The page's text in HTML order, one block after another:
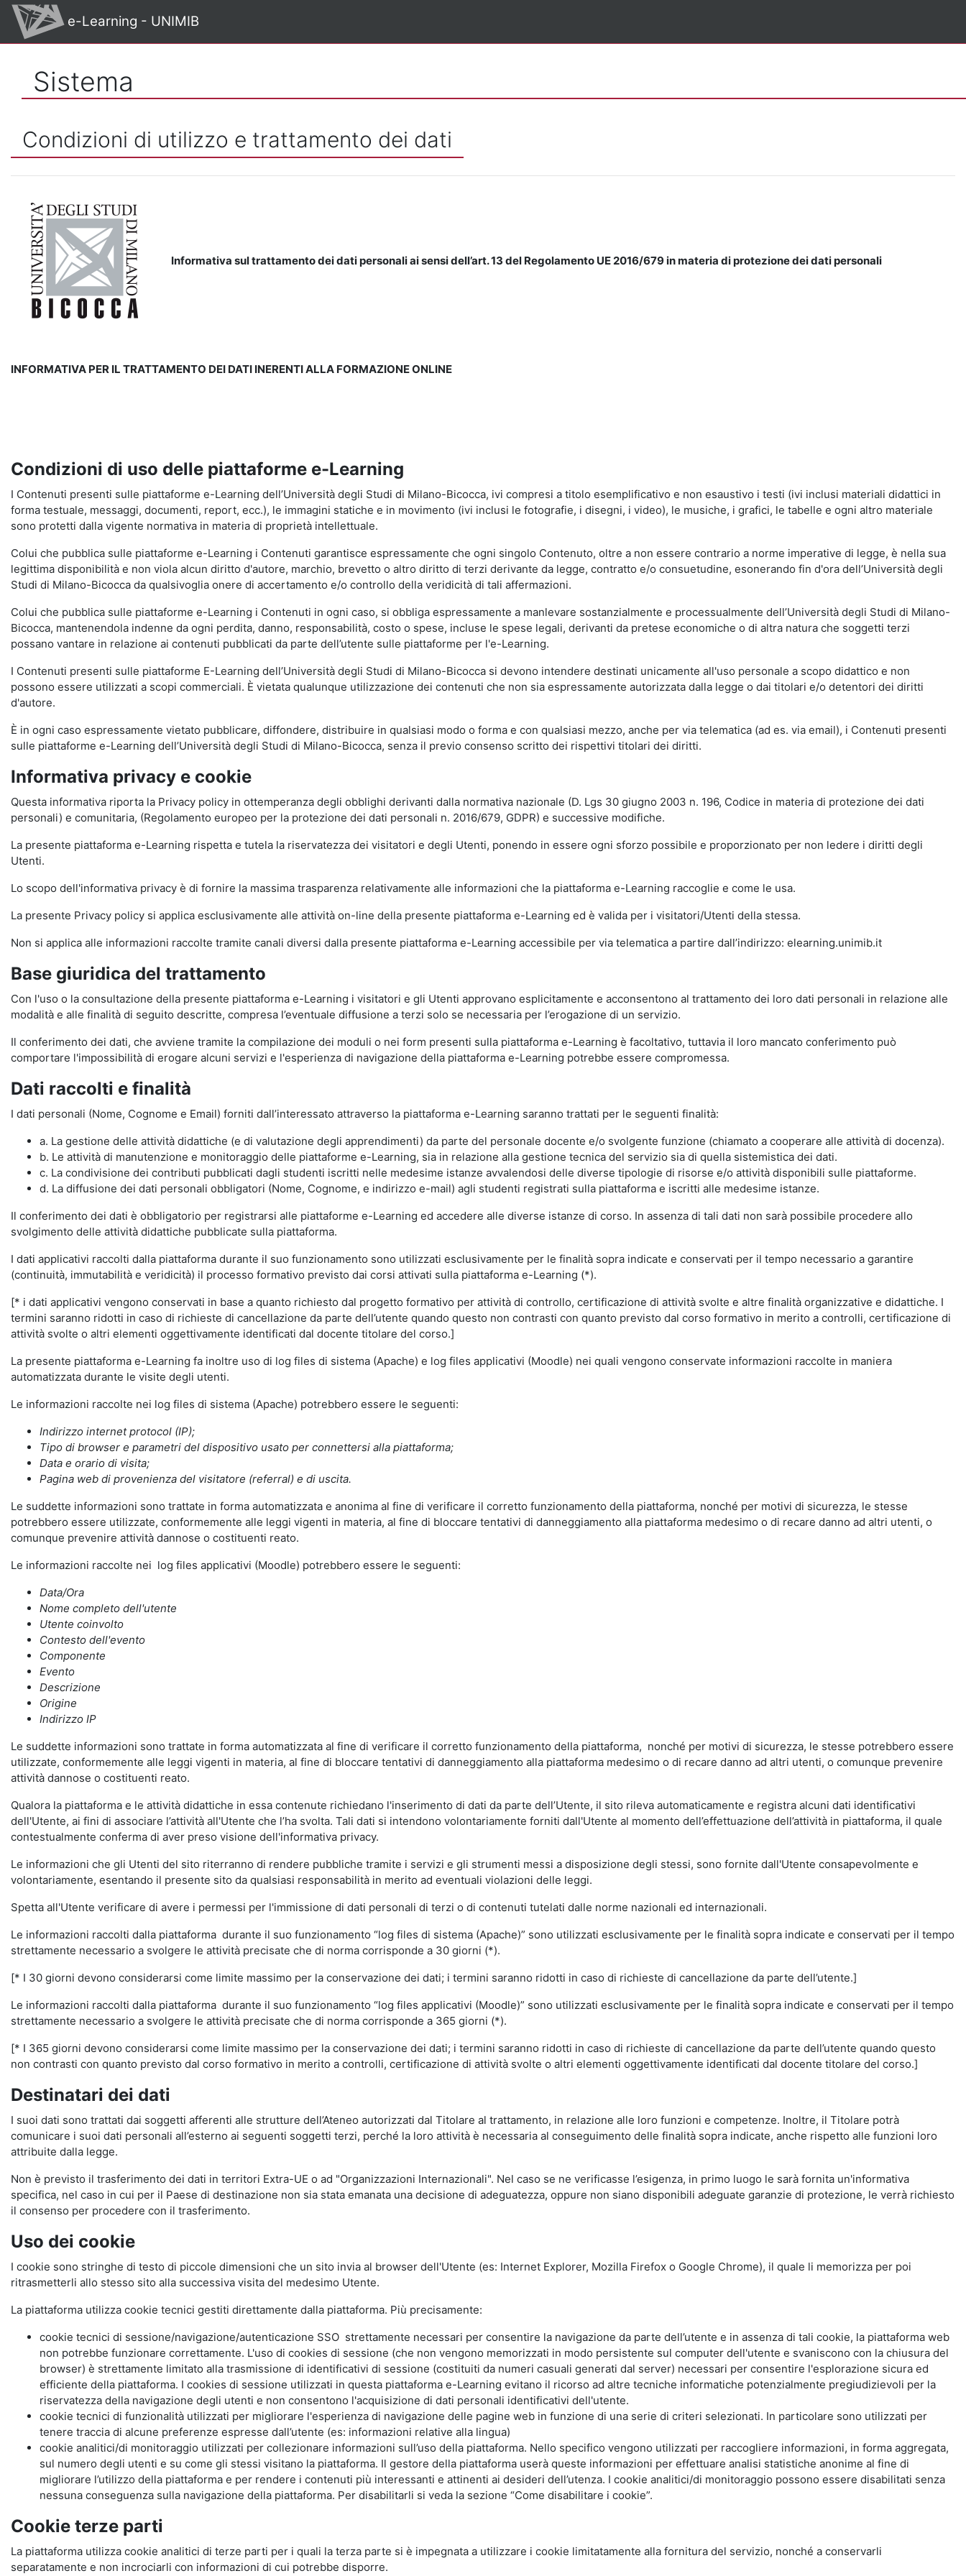
Vai al contenuto principale
e-Learning - UNIMIB
Sistema
Condizioni di utilizzo e trattamento dei dati
Informativa sul trattamento dei dati personali ai sensi dell’art. 13 del Regolamento UE 2016/679 in materia di protezione dei dati personali
INFORMATIVA PER IL TRATTAMENTO DEI DATI INERENTI ALLA FORMAZIONE ONLINE
Condizioni di uso delle piattaforme e-Learning
I Contenuti presenti sulle piattaforme e-Learning dell’Università degli Studi di Milano-Bicocca, ivi compresi a titolo esemplificativo e non esaustivo i testi (ivi inclusi materiali didattici in
forma testuale, messaggi, documenti, report, ecc.), le immagini statiche e in movimento (ivi inclusi le fotografie, i disegni, i video), le musiche, i grafici, le tabelle e ogni altro materiale
sono protetti dalla vigente normativa in materia di proprietà intellettuale.
Colui che pubblica sulle piattaforme e-Learning i Contenuti garantisce espressamente che ogni singolo Contenuto, oltre a non essere contrario a norme imperative di legge, è nella sua
legittima disponibilità e non viola alcun diritto d'autore, marchio, brevetto o altro diritto di terzi derivante da legge, contratto e/o consuetudine, esonerando fin d'ora dell’Università degli
Studi di Milano-Bicocca da qualsivoglia onere di accertamento e/o controllo della veridicità di tali affermazioni.
Colui che pubblica sulle piattaforme e-Learning i Contenuti in ogni caso, si obbliga espressamente a manlevare sostanzialmente e processualmente dell’Università degli Studi di Milano-
Bicocca, mantenendola indenne da ogni perdita, danno, responsabilità, costo o spese, incluse le spese legali, derivanti da pretese economiche o di altra natura che soggetti terzi
possano vantare in relazione ai contenuti pubblicati da parte dell’utente sulle piattaforme per l'e-Learning.
I Contenuti presenti sulle piattaforme E-Learning dell’Università degli Studi di Milano-Bicocca si devono intendere destinati unicamente all'uso personale a scopo didattico e non
possono essere utilizzati a scopi commerciali. È vietata qualunque utilizzazione dei contenuti che non sia espressamente autorizzata dalla legge o dai titolari e/o detentori dei diritti
d'autore.
È in ogni caso espressamente vietato pubblicare, diffondere, distribuire in qualsiasi modo o forma e con qualsiasi mezzo, anche per via telematica (ad es. via email), i Contenuti presenti
sulle piattaforme e-Learning dell’Università degli Studi di Milano-Bicocca, senza il previo consenso scritto dei rispettivi titolari dei diritti.
Informativa privacy e cookie
Questa informativa riporta la Privacy policy in ottemperanza degli obblighi derivanti dalla normativa nazionale (D. Lgs 30 giugno 2003 n. 196, Codice in materia di protezione dei dati
personali) e comunitaria, (Regolamento europeo per la protezione dei dati personali n. 2016/679, GDPR) e successive modifiche.
La presente piattaforma e-Learning rispetta e tutela la riservatezza dei visitatori e degli Utenti, ponendo in essere ogni sforzo possibile e proporzionato per non ledere i diritti degli
Utenti.
Lo scopo dell'informativa privacy è di fornire la massima trasparenza relativamente alle informazioni che la piattaforma e-Learning raccoglie e come le usa.
La presente Privacy policy si applica esclusivamente alle attività on-line della presente piattaforma e-Learning ed è valida per i visitatori/Utenti della stessa.
Non si applica alle informazioni raccolte tramite canali diversi dalla presente piattaforma e-Learning accessibile per via telematica a partire dall’indirizzo: elearning.unimib.it
Base giuridica del trattamento
Con l'uso o la consultazione della presente piattaforma e-Learning i visitatori e gli Utenti approvano esplicitamente e acconsentono al trattamento dei loro dati personali in relazione alle
modalità e alle finalità di seguito descritte, compresa l’eventuale diffusione a terzi solo se necessaria per l’erogazione di un servizio.
Il conferimento dei dati, che avviene tramite la compilazione dei moduli o nei form presenti sulla piattaforma e-Learning è facoltativo, tuttavia il loro mancato conferimento può
comportare l'impossibilità di erogare alcuni servizi e l'esperienza di navigazione della piattaforma e-Learning potrebbe essere compromessa.
Dati raccolti e finalità
I dati personali (Nome, Cognome e Email) forniti dall’interessato attraverso la piattaforma e-Learning saranno trattati per le seguenti finalità:
a. La gestione delle attività didattiche (e di valutazione degli apprendimenti) da parte del personale docente e/o svolgente funzione (chiamato a cooperare alle attività di docenza).
b. Le attività di manutenzione e monitoraggio delle piattaforme e-Learning, sia in relazione alla gestione tecnica del servizio sia di quella sistemistica dei dati.
c. La condivisione dei contributi pubblicati dagli studenti iscritti nelle medesime istanze avvalendosi delle diverse tipologie di risorse e/o attività disponibili sulle piattaforme.
d. La diffusione dei dati personali obbligatori (Nome, Cognome, e indirizzo e-mail) agli studenti registrati sulla piattaforma e iscritti alle medesime istanze.
Il conferimento dei dati è obbligatorio per registrarsi alle piattaforme e-Learning ed accedere alle diverse istanze di corso. In assenza di tali dati non sarà possibile procedere allo
svolgimento delle attività didattiche pubblicate sulla piattaforma.
I dati applicativi raccolti dalla piattaforma durante il suo funzionamento sono utilizzati esclusivamente per le finalità sopra indicate e conservati per il tempo necessario a garantire
(continuità, immutabilità e veridicità) il processo formativo previsto dai corsi attivati sulla piattaforma e-Learning (*).
[* i dati applicativi vengono conservati in base a quanto richiesto dal progetto formativo per attività di controllo, certificazione di attività svolte e altre finalità organizzative e didattiche. I
termini saranno ridotti in caso di richieste di cancellazione da parte dell’utente quando questo non contrasti con quanto previsto dal corso formativo in merito a controlli, certificazione di
attività svolte o altri elementi oggettivamente identificati dal docente titolare del corso.]
La presente piattaforma e-Learning fa inoltre uso di log files di sistema (Apache) e log files applicativi (Moodle) nei quali vengono conservate informazioni raccolte in maniera
automatizzata durante le visite degli utenti.
Le informazioni raccolte nei log files di sistema (Apache) potrebbero essere le seguenti:
Indirizzo internet protocol (IP);
Tipo di browser e parametri del dispositivo usato per connettersi alla piattaforma;
Data e orario di visita;
Pagina web di provenienza del visitatore (referral) e di uscita.
Le suddette informazioni sono trattate in forma automatizzata e anonima al fine di verificare il corretto funzionamento della piattaforma, nonché per motivi di sicurezza, le stesse
potrebbero essere utilizzate, conformemente alle leggi vigenti in materia, al fine di bloccare tentativi di danneggiamento alla piattaforma medesimo o di recare danno ad altri utenti, o
comunque prevenire attività dannose o costituenti reato.
Le informazioni raccolte nei log files applicativi (Moodle) potrebbero essere le seguenti:
Data/Ora
Nome completo dell'utente
Utente coinvolto
Contesto dell'evento
Componente
Evento
Descrizione
Origine
Indirizzo IP
Le suddette informazioni sono trattate in forma automatizzata al fine di verificare il corretto funzionamento della piattaforma, nonché per motivi di sicurezza, le stesse potrebbero essere
utilizzate, conformemente alle leggi vigenti in materia, al fine di bloccare tentativi di danneggiamento alla piattaforma medesimo o di recare danno ad altri utenti, o comunque prevenire
attività dannose o costituenti reato.
Qualora la piattaforma e le attività didattiche in essa contenute richiedano l'inserimento di dati da parte dell’Utente, il sito rileva automaticamente e registra alcuni dati identificativi
dell'Utente, ai fini di associare l’attività all'Utente che l’ha svolta. Tali dati si intendono volontariamente forniti dall'Utente al momento dell’effettuazione dell’attività in piattaforma, il quale
contestualmente conferma di aver preso visione dell'informativa privacy.
Le informazioni che gli Utenti del sito riterranno di rendere pubbliche tramite i servizi e gli strumenti messi a disposizione degli stessi, sono fornite dall'Utente consapevolmente e
volontariamente, esentando il presente sito da qualsiasi responsabilità in merito ad eventuali violazioni delle leggi.
Spetta all'Utente verificare di avere i permessi per l'immissione di dati personali di terzi o di contenuti tutelati dalle norme nazionali ed internazionali.
Le informazioni raccolti dalla piattaforma durante il suo funzionamento “log files di sistema (Apache)” sono utilizzati esclusivamente per le finalità sopra indicate e conservati per il tempo
strettamente necessario a svolgere le attività precisate che di norma corrisponde a 30 giorni (*).
[* I 30 giorni devono considerarsi come limite massimo per la conservazione dei dati; i termini saranno ridotti in caso di richieste di cancellazione da parte dell’utente.]
Le informazioni raccolti dalla piattaforma durante il suo funzionamento “log files applicativi (Moodle)” sono utilizzati esclusivamente per le finalità sopra indicate e conservati per il tempo
strettamente necessario a svolgere le attività precisate che di norma corrisponde a 365 giorni (*).
[* I 365 giorni devono considerarsi come limite massimo per la conservazione dei dati; i termini saranno ridotti in caso di richieste di cancellazione da parte dell’utente quando questo
non contrasti con quanto previsto dal corso formativo in merito a controlli, certificazione di attività svolte o altri elementi oggettivamente identificati dal docente titolare del corso.]
Destinatari dei dati
I suoi dati sono trattati dai soggetti afferenti alle strutture dell’Ateneo autorizzati dal Titolare al trattamento, in relazione alle loro funzioni e competenze. Inoltre, il Titolare potrà
comunicare i suoi dati personali all’esterno ai seguenti soggetti terzi, perché la loro attività è necessaria al conseguimento delle finalità sopra indicate, anche rispetto alle funzioni loro
attribuite dalla legge.
Non è previsto il trasferimento dei dati in territori Extra-UE o ad "Organizzazioni Internazionali". Nel caso se ne verificasse l’esigenza, in primo luogo le sarà fornita un'informativa
specifica, nel caso in cui per il Paese di destinazione non sia stata emanata una decisione di adeguatezza, oppure non siano disponibili adeguate garanzie di protezione, le verrà richiesto
il consenso per procedere con il trasferimento.
Uso dei cookie
I cookie sono stringhe di testo di piccole dimensioni che un sito invia al browser dell'Utente (es: Internet Explorer, Mozilla Firefox o Google Chrome), il quale li memorizza per poi
ritrasmetterli allo stesso sito alla successiva visita del medesimo Utente.
La piattaforma utilizza cookie tecnici gestiti direttamente dalla piattaforma. Più precisamente:
cookie tecnici di sessione/navigazione/autenticazione SSO strettamente necessari per consentire la navigazione da parte dell’utente e in assenza di tali cookie, la piattaforma web
non potrebbe funzionare correttamente. L'uso di cookies di sessione (che non vengono memorizzati in modo persistente sul computer dell'utente e svaniscono con la chiusura del
browser) è strettamente limitato alla trasmissione di identificativi di sessione (costituiti da numeri casuali generati dal server) necessari per consentire l'esplorazione sicura ed
efficiente della piattaforma. I cookies di sessione utilizzati in questa piattaforma e-Learning evitano il ricorso ad altre tecniche informatiche potenzialmente pregiudizievoli per la
riservatezza della navigazione degli utenti e non consentono l'acquisizione di dati personali identificativi dell'utente.
cookie tecnici di funzionalità utilizzati per migliorare l'esperienza di navigazione delle pagine web in funzione di una serie di criteri selezionati. In particolare sono utilizzati per
tenere traccia di alcune preferenze espresse dall’utente (es: informazioni relative alla lingua)
cookie analitici/di monitoraggio utilizzati per collezionare informazioni sull’uso della piattaforma. Nello specifico vengono utilizzati per raccogliere informazioni, in forma aggregata,
sul numero degli utenti e su come gli stessi visitano la piattaforma. Il gestore della piattaforma userà queste informazioni per effettuare analisi statistiche anonime al fine di
migliorare l’utilizzo della piattaforma e per rendere i contenuti più interessanti e attinenti ai desideri dell’utenza. I cookie analitici/di monitoraggio possono essere disabilitati senza
nessuna conseguenza sulla navigazione della piattaforma. Per disabilitarli si veda la sezione “Come disabilitare i cookie”.
Cookie terze parti
La piattaforma utilizza cookie analitici di terze parti per i quali la terza parte si è impegnata a utilizzare i cookie limitatamente alla fornitura del servizio, nonché a conservarli
separatamente e non incrociarli con informazioni di cui potrebbe disporre.